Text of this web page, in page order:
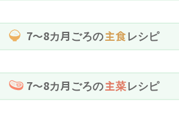
7〜8カ月ごろの主食 レシピ
7〜8カ月ごろの主菜レシピ